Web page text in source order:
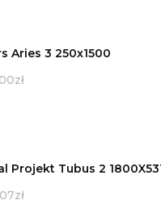
Aries 3 250x1500
zł
Projekt Tubus 2
zł